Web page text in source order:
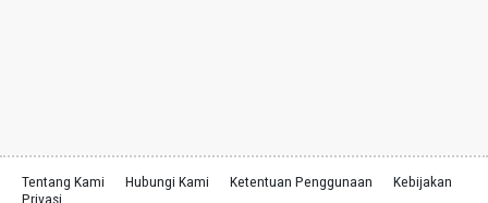
Tentang Kami Hubungi Kami Ketentuan Penggunaan
Kebijakan
Privasi